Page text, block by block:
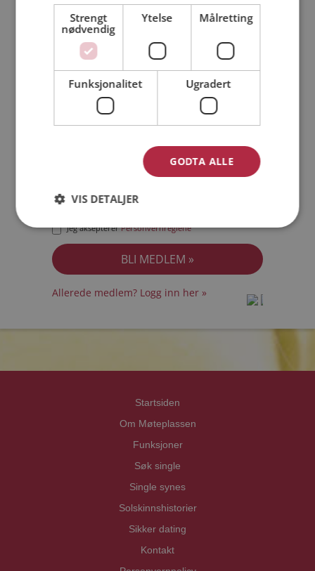
Jeg er en:
Jeg akseptererPersonvernreglene
Allerede medlem? Logg inn her »
Startsiden
Om Møteplassen
Funksjoner
Søk single
Single synes
Solskinnshistorier
Sikker dating
Kontakt
Strengt
nødvendig
Ytelse Målretting
Funksjonalitet Ugradert
GODTA ALLE
VIS DETALJER